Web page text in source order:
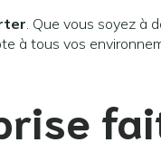
. Que vous soyez à
à tous vos